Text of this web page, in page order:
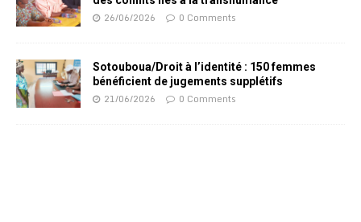
26/06/2026 0 Comments
Sotouboua/Droit à l’identité : 150 femmes
bénéficient de jugements supplétifs
21/06/2026 0 Comments